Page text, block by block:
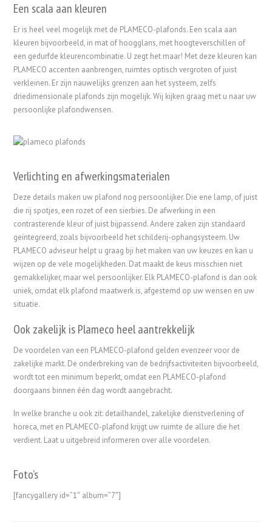
Een scala aan kleuren
Er is heel veel mogelijk met de PLAMECO-plafonds. Een scala aan
kleuren bijvoorbeeld, in mat of hoogglans, met hoogteverschillen of
een gedurfde kleurencombinatie. U zegt het maar! Met deze kleuren kan
PLAMECO accenten aanbrengen, ruimtes optisch vergroten of juist
verkleinen. Er zijn nauwelijks grenzen aan het systeem, zelfs
driedimensionale plafonds zijn mogelijk. Wij kijken graag met u naar uw
persoonlijke plafondwensen.
Verlichting en afwerkingsmaterialen
Deze details maken uw plafond nog persoonlijker. Die ene lamp, of juist
die rij spotjes, een rozet of een sierbies. De afwerking in een
contrasterende kleur of juist bijpassend. Andere zaken zijn standaard
geïntegreerd, zoals bijvoorbeeld het schilderij-ophangsysteem. Uw
PLAMECO adviseur helpt u graag bji het maken van uw keuzes en kan u
wijzen op de vele mogelijkheden. Dat maakt de keus misschien niet
gemakkelijker, maar wel persoonlijker. Elk PLAMECO-plafond is dan ook
uniek, omdat elk plafond maatwerk is, afgestemd op uw wensen en uw
situatie.
Ook zakelijk is Plameco heel aantrekkelijk
De voordelen van een PLAMECO-plafond gelden evenzeer voor de
zakelijke markt. De onderbreking van de bedrijfsactiviteiten bijvoorbeeld,
wordt tot een minimum beperkt, omdat een PLAMECO-plafond
doorgaans binnen één dag wordt aangebracht.
In welke branche u ook zit: detailhandel, zakelijke dienstverlening of
horeca, met en PLAMECO-plafond krijgt uw ruimte de allure die het
verdient. Laat u uitgebreid informeren over alle voordelen.
Foto’s
[fancygallery id=”1″ album=”7″]